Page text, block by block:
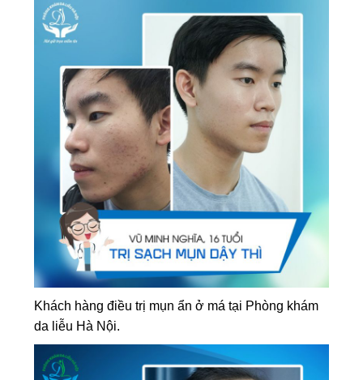
Khách hàng điều trị mụn ẩn ở má tại Phòng khám
da liễu Hà Nội.